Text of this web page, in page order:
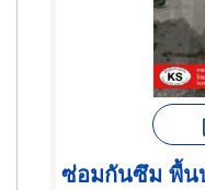
ซ่อมกันซึม พื้น